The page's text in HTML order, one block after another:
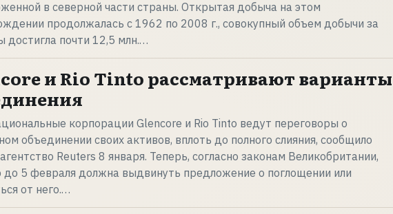
в северной части страны. Открытая добыча на этом
продолжалась с 1962 по 2008 г., совокупный объем добычи за
достигла почти 12,5 млн.…
и Rio Tinto рассматривают варианты
корпорации Glencore и Rio Tinto ведут переговоры о
объединении своих активов, вплоть до полного слияния, сообщило
Reuters 8 января. Теперь, согласно законам Великобритании,
до 5 февраля должна выдвинуть предложение о поглощении или
от него.…